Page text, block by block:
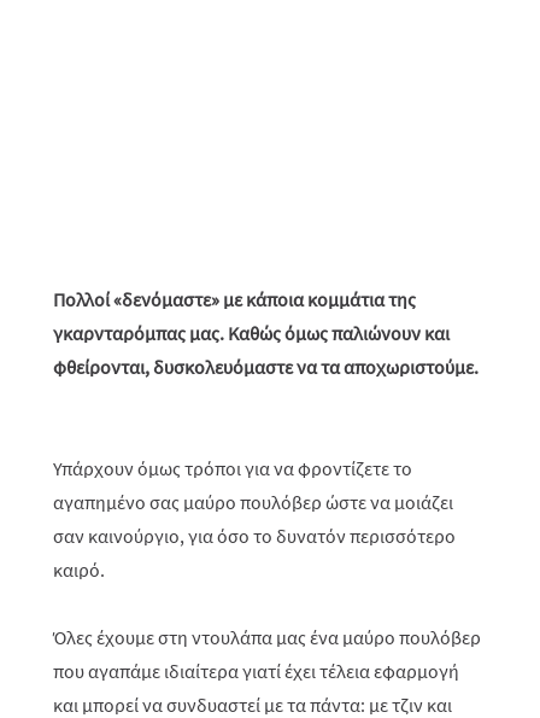
Πολλοί «δενόμαστε» με κάποια κομμάτια της
γκαρνταρόμπας μας. Καθώς όμως παλιώνουν και
φθείρονται, δυσκολευόμαστε να τα αποχωριστούμε.
Υπάρχουν όμως τρόποι για να φροντίζετε το
αγαπημένο σας μαύρο πουλόβερ ώστε να μοιάζει
σαν καινούργιο, για όσο το δυνατόν περισσότερο
καιρό.
Όλες έχουμε στη ντουλάπα μας ένα μαύρο πουλόβερ
που αγαπάμε ιδιαίτερα γιατί έχει τέλεια εφαρμογή
και μπορεί να συνδυαστεί με τα πάντα: με τζιν και